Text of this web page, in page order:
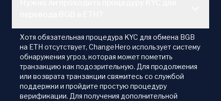
Хотя обязательная процедура KYC для обмена BGB
на ETH отсутствует, ChangeHero использует систему
обнаружения угроз, которая может пометить
транзакцию как подозрительную. Для продолжения
или возврата транзакции свяжитесь со службой
поддержки и пройдите простую процедуру
верификации. Для получения дополнительной